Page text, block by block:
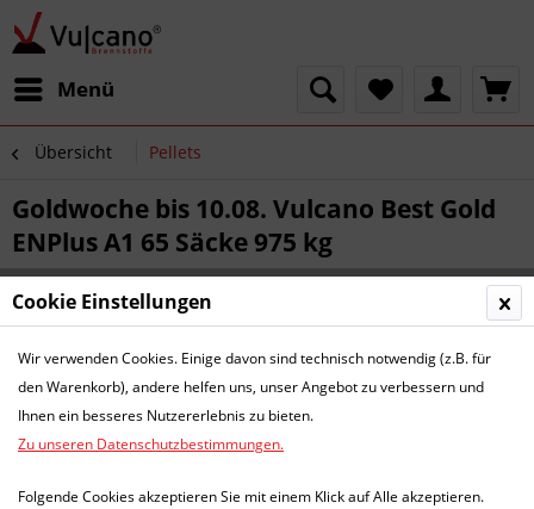
Menü
Übersicht Pellets
Goldwoche bis 10.08. Vulcano Best Gold
ENPlus A1 65 Säcke 975 kg
Cookie Einstellungen
Wir verwenden Cookies. Einige davon sind technisch notwendig (z.B. für
den Warenkorb), andere helfen uns, unser Angebot zu verbessern und
Ihnen ein besseres Nutzererlebnis zu bieten.
Zu unseren Datenschutzbestimmungen.
Folgende Cookies akzeptieren Sie mit einem Klick auf Alle akzeptieren.